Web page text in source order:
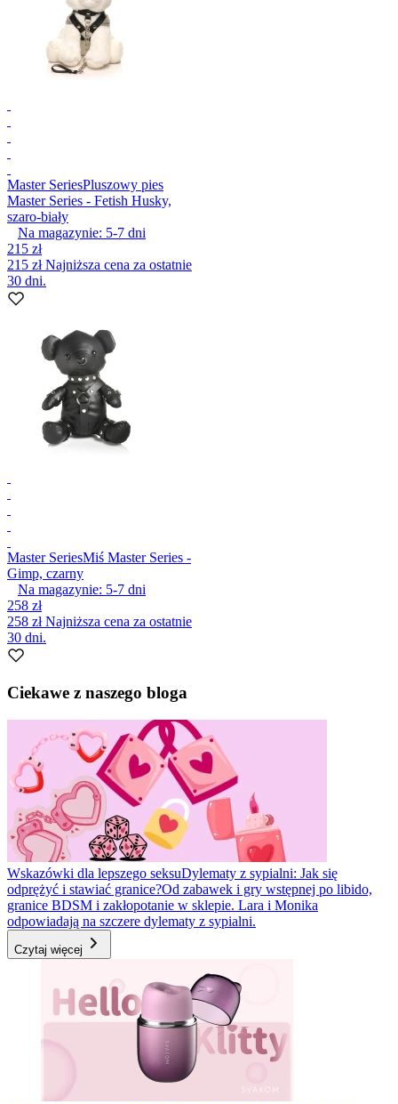
Master SeriesPluszowy pies
Master Series - Fetish Husky,
szaro-biały
Na magazynie: 5-7 dni
215 zł
215 złNajniższa cena za ostatnie
30 dni.
Master SeriesMiś Master Series -
Gimp, czarny
Na magazynie: 5-7 dni
258 zł
258 złNajniższa cena za ostatnie
30 dni.
Ciekawe z naszego bloga
Wskazówki dla lepszego seksuDylematy z sypialni: Jak się
odprężyć i stawiać granice?Od zabawek i gry wstępnej po libido,
granice BDSM i zakłopotanie w sklepie. Lara i Monika
odpowiadają na szczere dylematy z sypialni.
Czytaj więcej